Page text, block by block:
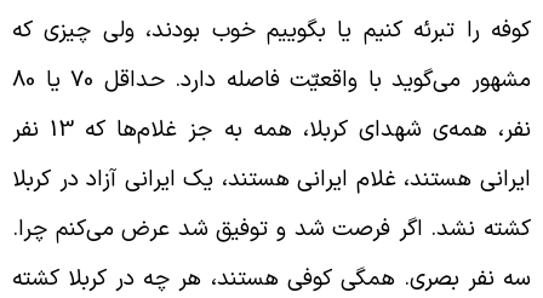
را تبرئه کنیم یا بگوییم خوب بودند، ولی چیزی که
مشهور می‌گوید با واقعیّت فاصله دارد. حداقل 70 یا 80
نفر، همه‌ی شهدای کربلا، همه به جز غلام‌ها که 13 نفر
هستند، غلام ایرانی‌ هستند، یک ایرانی آزاد در کربلا
نشد. اگر فرصت شد و توفیق شد عرض می‌کنم چرا.
نفر بصری. همگی کوفی هستند، هر چه در کربلا کشته